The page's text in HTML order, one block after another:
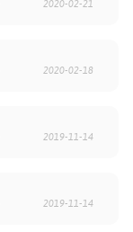
2020-02-21
2020-02-18
2019-11-14
2019-11-14